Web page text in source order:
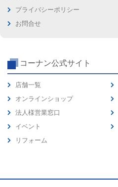
プライバシーポリシー
お問合せ
コーナン公式サイト
店舗一覧
オンラインショップ
法人様営業窓口
イベント
リフォーム